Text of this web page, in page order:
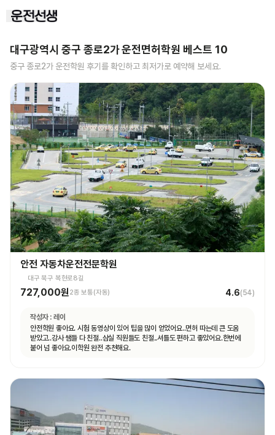
대구광역시 중구 종로2가운전면허학원 베스트 10
중구 종로2가 운전학원 후기를 확인하고 최저가로 예약해 보세요.
안전 자동차운전전문학원
대구 북구 복현로8길
727,000원2종 보통(자동) 4.6(54)
작성자 : 레이
안전학원 좋아요. 시험 동영상이 있어 팁을 많이 얻었어요..면허 따는데 큰 도움
받았고..강사 쌤들 다 친절..삼실 직원들도 친절..셔틀도 편하고 좋았어요.한번에
붙어 넘 좋아요.이학원 완전 추천해요.